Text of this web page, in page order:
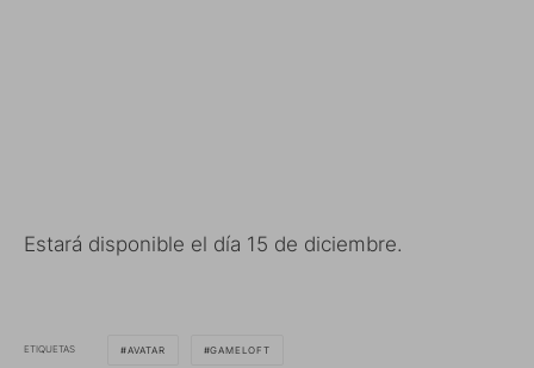
Estará disponible el día 15 de diciembre.
ETIQUETAS AVATAR GAMELOFT